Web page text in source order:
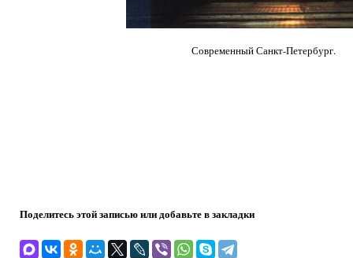
Современный Санкт-Петербург.
Поделитесь этой записью или добавьте в закладки